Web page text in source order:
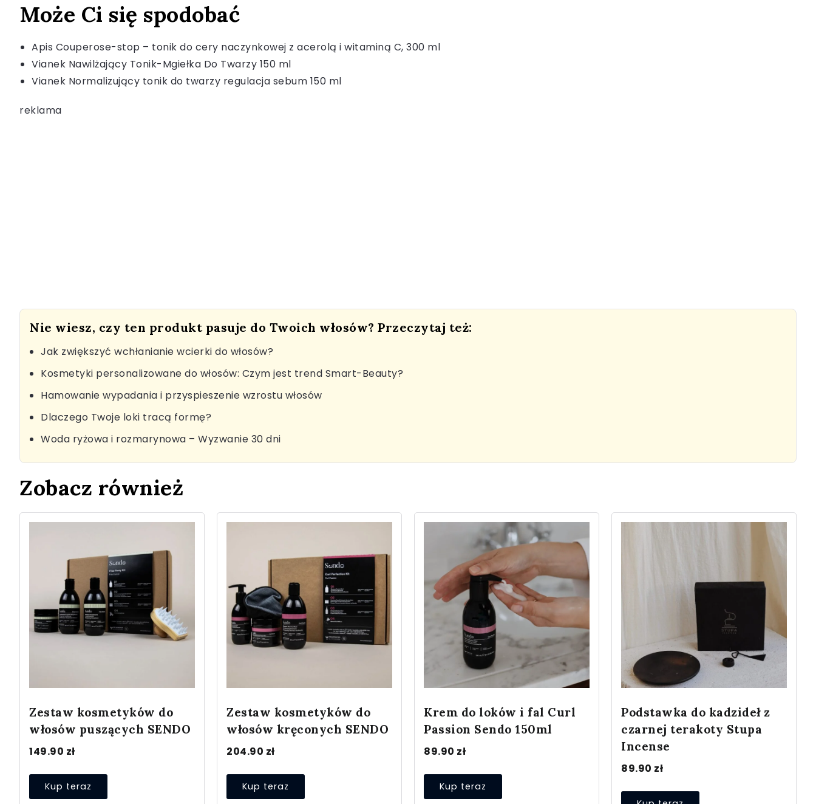
Może Ci się spodobać
Apis Couperose-stop – tonik do cery naczynkowej z acerolą i witaminą C, 300 ml
Vianek Nawilżający Tonik-Mgiełka Do Twarzy 150 ml
Vianek Normalizujący tonik do twarzy regulacja sebum 150 ml
reklama
Nie wiesz, czy ten produkt pasuje do Twoich włosów? Przeczytaj też:
Jak zwiększyć wchłanianie wcierki do włosów?
Kosmetyki personalizowane do włosów: Czym jest trend Smart-Beauty?
Hamowanie wypadania i przyspieszenie wzrostu włosów
Dlaczego Twoje loki tracą formę?
Woda ryżowa i rozmarynowa – Wyzwanie 30 dni
Zobacz również
Zestaw kosmetyków do
włosów puszących SENDO
149.90 zł
Kup teraz
Zestaw kosmetyków do
włosów kręconych SENDO
204.90 zł
Kup teraz
Krem do loków i fal Curl
Passion Sendo 150ml
89.90 zł
Kup teraz
Podstawka do kadzideł z
czarnej terakoty Stupa
Incense
89.90 zł